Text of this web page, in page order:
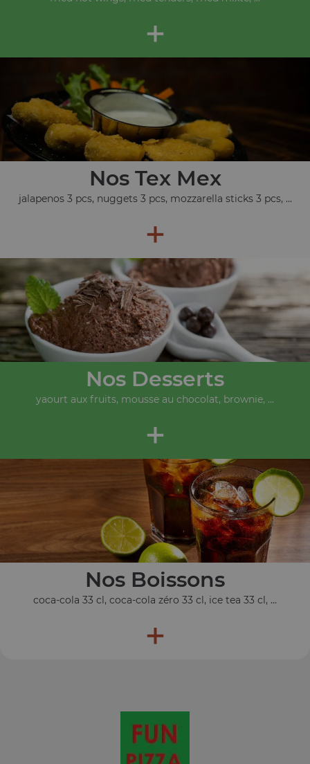
+
Nos Tex Mex
jalapenos 3 pcs, nuggets 3 pcs, mozzarella sticks 3 pcs, ...
+
Nos Desserts
yaourt aux fruits, mousse au chocolat, brownie, ...
+
Nos Boissons
coca-cola 33 cl, coca-cola zéro 33 cl, ice tea 33 cl, ...
+